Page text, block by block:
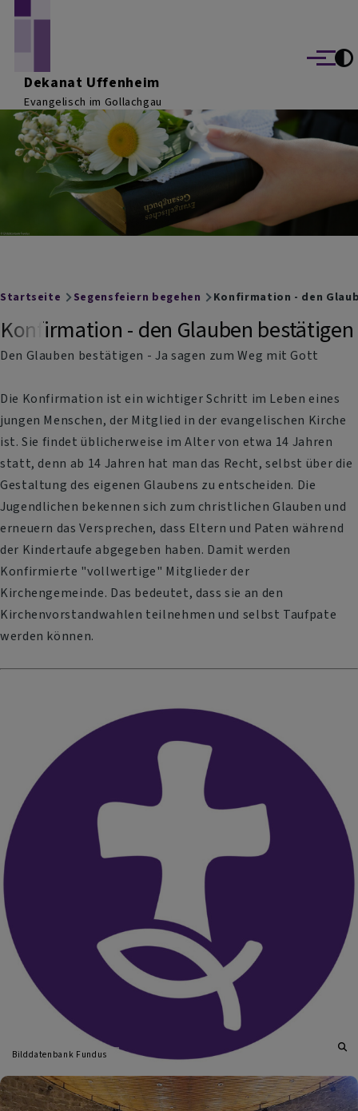
Dekanat Uffenheim
Evangelisch im Gollachgau
Menü
Breadcrumb
Startseite Segensfeiern begehen Konfirmation - den
Konfirmation - den Glauben bestätigen
Den Glauben bestätigen - Ja sagen zum Weg mit Gott
Die Konfirmation ist ein wichtiger Schritt im Leben eines
jungen Menschen, der Mitglied in der evangelischen Kirche
ist. Sie findet üblicherweise im Alter von etwa 14 Jahren
statt, denn ab 14 Jahren hat man das Recht, selbst über die
Gestaltung des eigenen Glaubens zu entscheiden. Die
Jugendlichen bekennen sich zum christlichen Glauben und
erneuern das Versprechen, dass Eltern und Paten während
der Kindertaufe abgegeben haben. Damit werden
Konfirmierte "vollwertige" Mitglieder der
Kirchengemeinde. Das bedeutet, dass sie an den
Kirchenvorstandwahlen teilnehmen und selbst Taufpate
werden können.
Bilddatenbank Fundus